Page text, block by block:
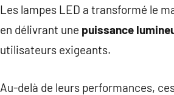
Les lampes LED a transformé le
en délivrant une puissance
utilisateurs exigeants.
Au-delà de leurs performances,